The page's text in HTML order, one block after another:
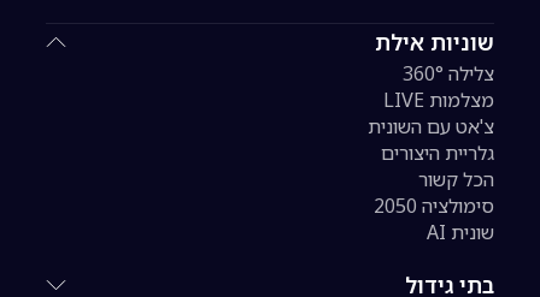
שוניות אילת
צלילה 360°
מצלמות LIVE
צ'אט עם השונית
גלריית היצורים
הכל קשור
סימולציה 2050
שונית AI
בתי גידול